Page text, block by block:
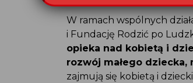
W ramach wspólnych
i Fundację Rodzić po
opieka nad kobietą i
rozwój małego dziecka,
zajmują się kobietą i